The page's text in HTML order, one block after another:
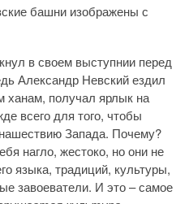
башни изображены с
в своем выступнии перед
Александр Невский ездил
ханам, получал ярлык на
всего для того, чтобы
Запада. Почему?
нагло, жестоко, но они не
языка, традиций, культуры,
завоеватели. И это – самое